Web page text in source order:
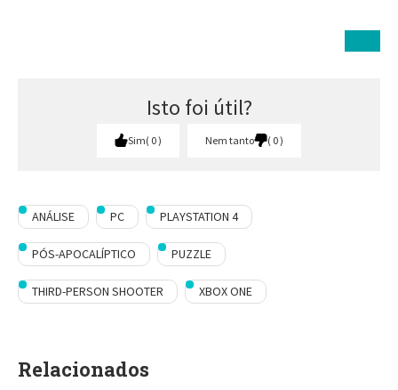
Isto foi útil?
Sim 0 Nem tanto 0
ANÁLISE PC PLAYSTATION 4
PÓS-APOCALÍPTICO PUZZLE
THIRD-PERSON SHOOTER XBOX ONE
Relacionados